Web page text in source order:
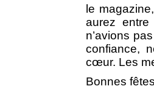
le
aurez
n’avions
confiance,
cœur. Les
Bonnes